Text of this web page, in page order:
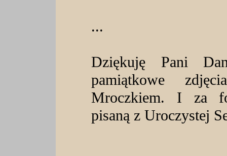
...
Dziękuję Pani
pamiątkowe
Mroczkiem. I za
pisaną z Uroczystej